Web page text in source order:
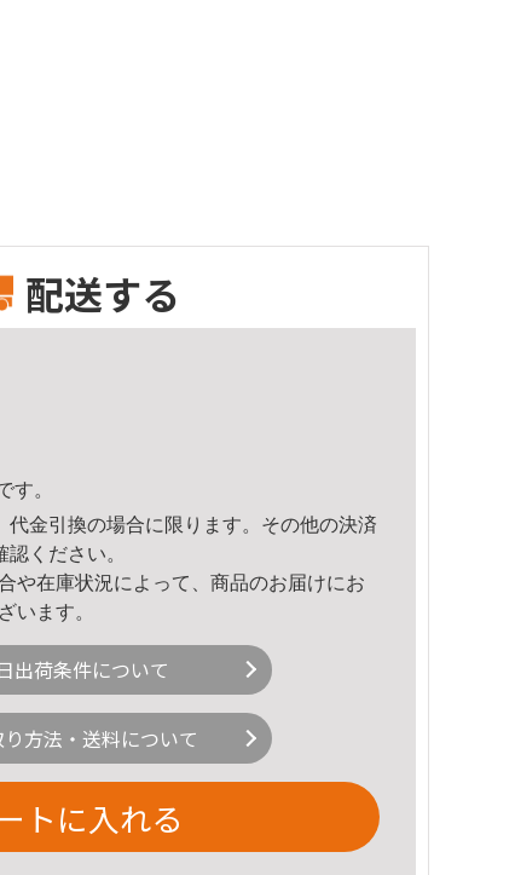
配送する
す。
代金引換の場合に限ります。その他の決済
認ください。
や在庫状況によって、商品のお届けにお
います。
出荷条件について
方法・送料について
トに入れる